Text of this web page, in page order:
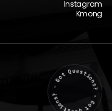
Instagram
Kmong